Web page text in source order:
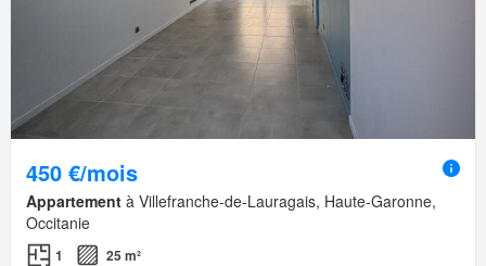
450 €/mois
Appartement à Villefranche-de-Lauragais, Haute-Garonne,
Occitanie
1 25 m²